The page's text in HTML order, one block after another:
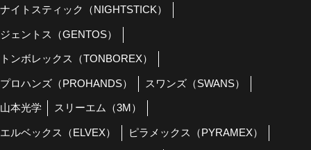
ナイトスティック（NIGHTSTICK）
ジェントス（GENTOS）
トンボレックス（TONBOREX）
プロハンズ（PROHANDS） スワンズ（SWANS）
山本光学 スリーエム（3M）
エルベックス（ELVEX） ピラメックス（PYRAMEX）